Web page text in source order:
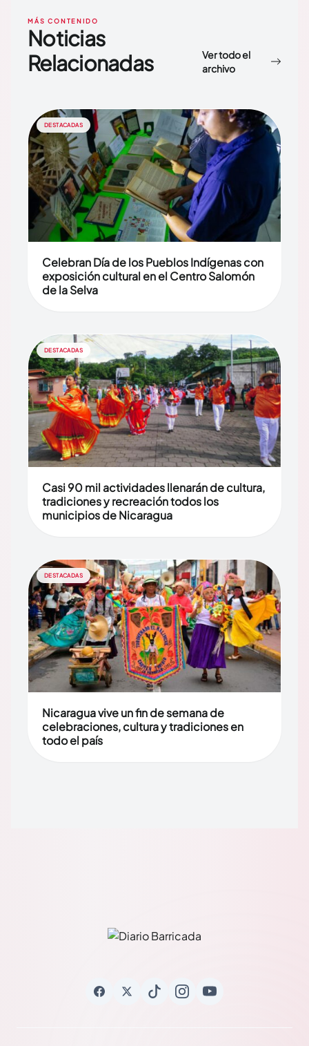
MÁS CONTENIDO
Noticias
Relacionadas
Ver todo el
archivo
DESTACADAS
Celebran Día de los Pueblos Indígenas con
exposición cultural en el Centro Salomón
de la Selva
DESTACADAS
Casi 90 mil actividades llenarán de cultura,
tradiciones y recreación todos los
municipios de Nicaragua
DESTACADAS
Nicaragua vive un fin de semana de
celebraciones, cultura y tradiciones en
todo el país